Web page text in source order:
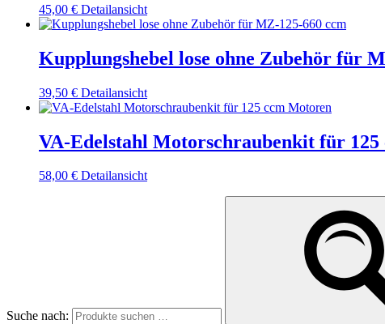
45,00 € Detailansicht
Kupplungshebel lose ohne Zubehör für
39,50 € Detailansicht
VA-Edelstahl Motorschraubenkit für 125
58,00 € Detailansicht
Suche nach: